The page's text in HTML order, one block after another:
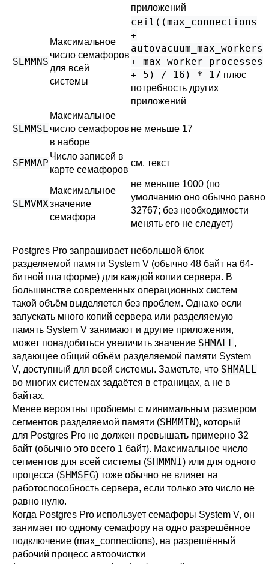
приложений
SEMMNS
Максимальное
число семафоров
для всей
системы
ceil((max_connections
+
autovacuum_max_workers
+ max_worker_processes
+ 5) / 16) * 17 плюс
потребность других
приложений
SEMMSL
Максимальное
число семафоров
в наборе
не меньше 17
SEMMAP
Число записей в
карте семафоров
см. текст
SEMVMX
Максимальное
значение
семафора
не меньше 1000 (по
умолчанию оно обычно равно
32767; без необходимости
менять его не следует)
Postgres Pro запрашивает небольшой блок
разделяемой памяти System V (обычно 48 байт на 64-
битной платформе) для каждой копии сервера. В
большинстве современных операционных систем
такой объём выделяется без проблем. Однако если
запускать много копий сервера или разделяемую
память System V занимают и другие приложения,
может понадобиться увеличить значение SHMALL,
задающее общий объём разделяемой памяти System
V, доступный для всей системы. Заметьте, что SHMALL
во многих системах задаётся в страницах, а не в
байтах.
Менее вероятны проблемы с минимальным размером
сегментов разделяемой памяти (SHMMIN), который
для Postgres Pro не должен превышать примерно 32
байт (обычно это всего 1 байт). Максимальное число
сегментов для всей системы (SHMMNI) или для одного
процесса (SHMSEG) тоже обычно не влияет на
работоспособность сервера, если только это число не
равно нулю.
Когда Postgres Pro использует семафоры System V, он
занимает по одному семафору на одно разрешённое
подключение (max_connections), на разрешённый
рабочий процесс автоочистки